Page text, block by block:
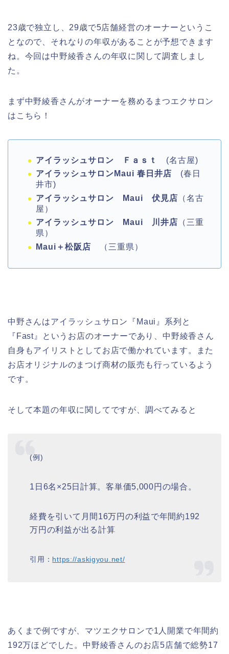
23歳で独立し、29歳で5店舗経営のオーナーというこ
となので、それなりの年収があることが予想できます
ね。今回は中野綾香さんの年収に関して調査しまし
た。
まず中野綾香さんがオーナーを務めるまつエクサロン
はこちら！
アイラッシュサロン Ｆａｓｔ
(名古屋)
アイラッシュサロンMaui 春日井店 (春日
井市)
アイラッシュサロン Maui 伏見店 （名古
屋）
アイラッシュサロン Maui 川井店 （三重
県）
Maui＋松阪店
（三重県）
中野さんはアイラッシュサロン『Maui』系列と
『Fast』というお店のオーナーであり、中野綾香さん
自身もアイリストとしてお店で働かれています。また
お店オリジナルのまつげ商材の販売も行っているよう
です。
そして本題の年収に関してですが、調べてみると
(例)
1日6名×25日計算。客単価5,000円の場合。
経費を引いて 月間16万円の利益で年間約192
万円の利益が出る計算
引用： https://askigyou.net/
あくまで例ですが、マツエクサロンで1人開業で年間約
192万ほどでした。中野綾香さんのお店5店舗で総勢17